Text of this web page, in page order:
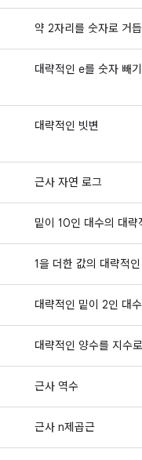
약 2자리를 숫자로 거
대략적인 e를 숫자 빼
대략적인 빗변
근사 자연 로그
밑이 10인 대수의 대략
1을 더한 값의 대략적
대략적인 밑이 2인 대수
대략적인 양수를 지수
근사 역수
근사 n제곱근